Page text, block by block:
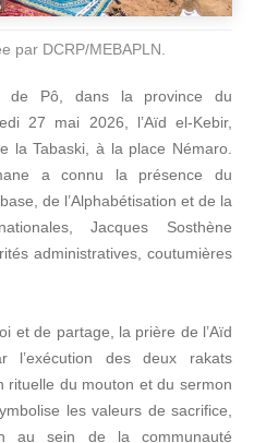
par DCRP/MEBAPLN.
de Pô, dans la province du
27 mai 2026, l’Aïd el-Kebir,
la Tabaski, à la place Némaro.
a connu la présence du
de l’Alphabétisation et de la
Jacques Sosthène
administratives, coutumières
et de partage, la prière de l’Aïd
des deux rakats
rituelle du mouton et du sermon
les valeurs de sacrifice,
au sein de la communauté